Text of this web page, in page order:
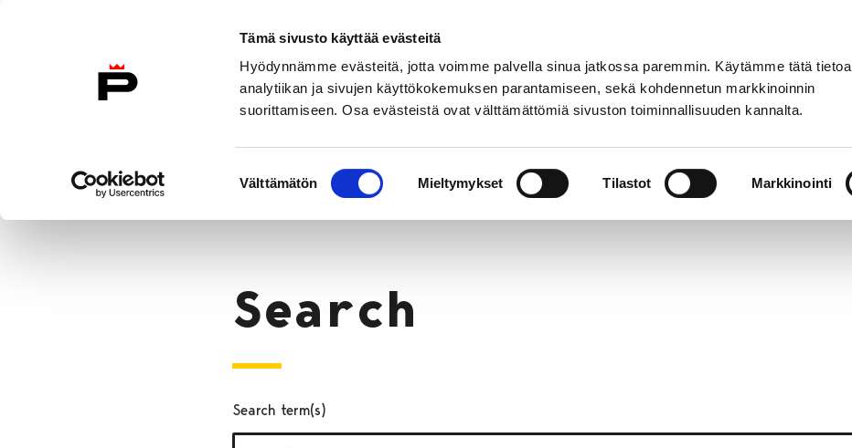
Tämä sivusto käyttää evästeitä
Hyödynnämme evästeitä, jotta voimme palvella sinua jatkossa paremmin. Käytämme tätä tietoa
analytiikan ja sivujen käyttökokemuksen parantamiseen, sekä kohdennetun markkinoinnin
suorittamiseen. Osa evästeistä ovat välttämättömiä sivuston toiminnallisuuden kannalta.
valinta
Välttämätön Mieltymykset Tilastot Markkinointi
To Home Page
In
English
Home
Search
Search
Search term(s)